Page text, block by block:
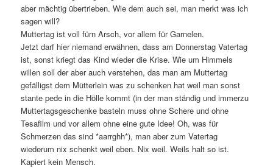
aber mächtig übertrieben. Wie dem auch sei, man merkt was ich
sagen will?
Muttertag ist voll fürn Arsch, vor allem für Garnelen.
Jetzt darf hier niemand erwähnen, dass am Donnerstag Vatertag
ist, sonst kriegt das Kind wieder die Krise. Wie um Himmels
willen soll der aber auch verstehen, das man am Muttertag
gefälligst dem Mütterlein was zu schenken hat weil man sonst
stante pede in die Hölle kommt (in der man ständig und immerzu
Muttertagsgeschenke basteln muss ohne Schere und ohne
Tesafilm und vor allem ohne eine gute Idee! Oh, was für
Schmerzen das sind *aarrghh*), man aber zum Vatertag
wiederum nix schenkt weil eben. Nix weil. Weils halt so ist.
Kapiert kein Mensch.